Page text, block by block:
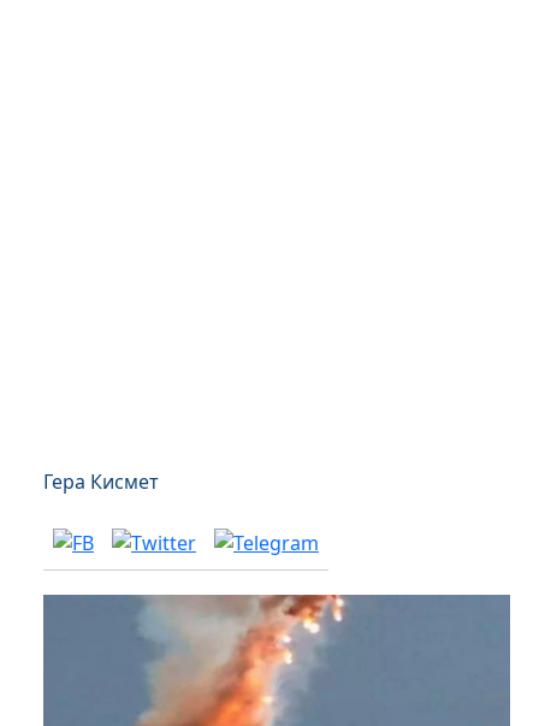
Гера Кисмет